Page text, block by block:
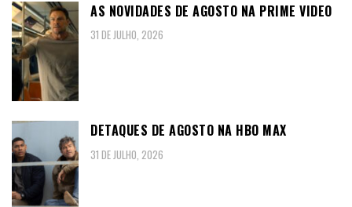
AS NOVIDADES DE AGOSTO NA PRIME VIDEO
31 DE JULHO, 2026
DETAQUES DE AGOSTO NA HBO MAX
31 DE JULHO, 2026